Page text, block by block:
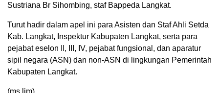
Sustriana Br Sihombing, staf Bappeda Langkat.
Turut hadir dalam apel ini para Asisten dan Staf Ahli Setda
Kab. Langkat, Inspektur Kabupaten Langkat, serta para
pejabat eselon II, III, IV, pejabat fungsional, dan aparatur
sipil negara (ASN) dan non-ASN di lingkungan Pemerintah
Kabupaten Langkat.